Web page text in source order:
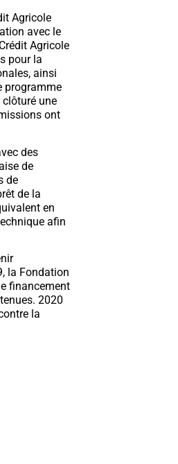
Agricole
avec le
Agricole
pour la
ainsi
programme
une
ont
des
de
de
de la
en
afin
la Fondation
financement
2020
la